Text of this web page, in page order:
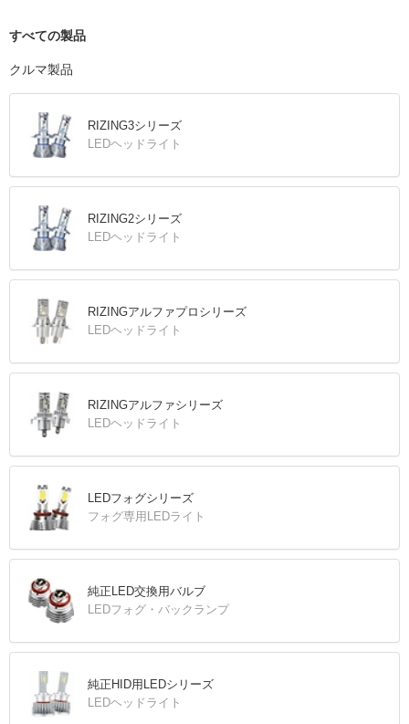
すべての製品
クルマ製品
RIZING3シリーズ
LEDヘッドライト
RIZING2シリーズ
LEDヘッドライト
RIZINGアルファプロシリーズ
LEDヘッドライト
RIZINGアルファシリーズ
LEDヘッドライト
LEDフォグシリーズ
フォグ専用LEDライト
純正LED交換用バルブ
LEDフォグ・バックランプ
純正HID用LEDシリーズ
LEDヘッドライト